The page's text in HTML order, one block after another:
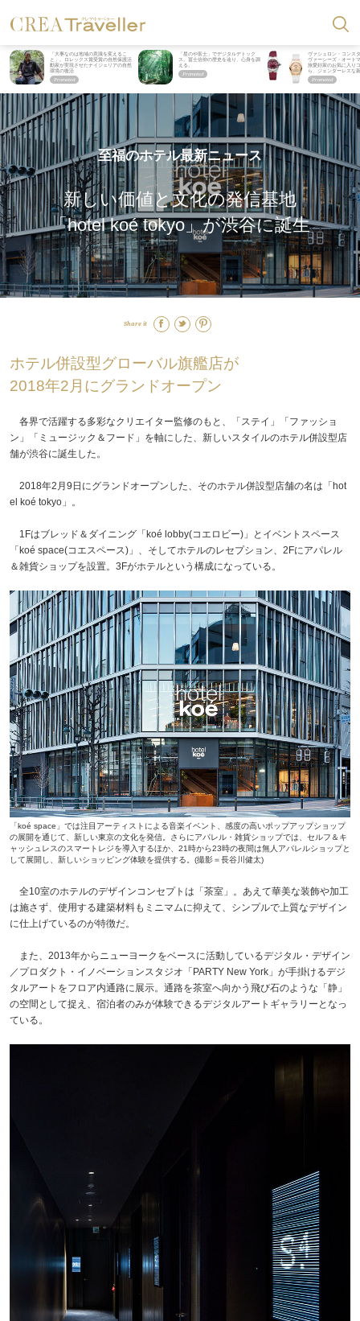
「大事なのは地域の意識を変えるこ
と」。ロレックス賞受賞の自然保護活
動家が実現させたナイジェリアの自然
環境の復活
「星のや富士」でデジタルデトック
ス。冨士信仰の歴史を辿り、心身を調
える。
ヴァシュロン・コンス
ヴァーシーズ・オート
旅愛好家のお気に入り
ら、ジェンダーレスな
至福のホテル最新ニュース
新しい価値と文化の発信基地
「hotel koé tokyo」が渋谷に誕生
Share it
ホテル併設型グローバル旗艦店が
2018年2月にグランドオープン
各界で活躍する多彩なクリエイター監修のもと、「ステイ」「ファッショ
ン」「ミュージック＆フード」を軸にした、新しいスタイルのホテル併設型店
舗が渋谷に誕生した。
2018年2月9日にグランドオープンした、そのホテル併設型店舗の名は「hot
el koé tokyo」。
1Fはブレッド＆ダイニング「koé lobby(コエロビー)」とイベントスペース
「koé space(コエスペース)」、そしてホテルのレセプション、2Fにアパレル
＆雑貨ショップを設置。3Fがホテルという構成になっている。
「koé space」では注目アーティストによる音楽イベント、感度の高いポップアップショップ
の展開を通じて、新しい東京の文化を発信。さらにアパレル・雑貨ショップでは、セルフ＆キ
ャッシュレスのスマートレジを導入するほか、21時から23時の夜間は無人アパレルショップと
して展開し、新しいショッピング体験を提供する。(撮影＝長谷川健太)
全10室のホテルのデザインコンセプトは「茶室」。あえて華美な装飾や加工
は施さず、使用する建築材料もミニマムに抑えて、シンプルで上質なデザイン
に仕上げているのが特徴だ。
また、2013年からニューヨークをベースに活動しているデジタル・デザイン
／プロダクト・イノベーションスタジオ「PARTY New York」が手掛けるデジ
タルアートをフロア内通路に展示。通路を茶室へ向かう飛び石のような「静」
の空間として捉え、宿泊者のみが体験できるデジタルアートギャラリーとなっ
ている。